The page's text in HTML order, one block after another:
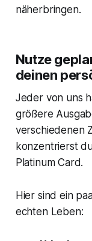
näherbringen.
Nutze
deinen
Jeder von uns
größere
verschiedenen
konzentrierst
Platinum Card.
Hier sind ein
echten Leben: